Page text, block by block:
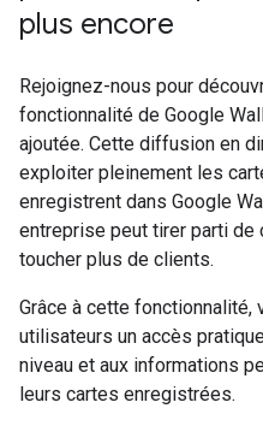
plus encore
Rejoignez-nous pour
fonctionnalité de Google
ajoutée. Cette diffusion en
exploiter pleinement les
enregistrent dans Google
entreprise peut tirer parti
toucher plus de clients.
Grâce à cette
utilisateurs un accès
niveau et aux informations
leurs cartes enregistrées.